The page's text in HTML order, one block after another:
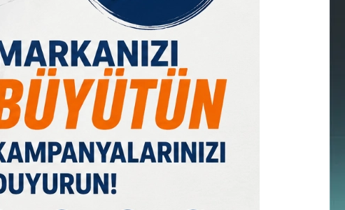
47,58
% 0,05
% 0,19
6559,57
% 0,99